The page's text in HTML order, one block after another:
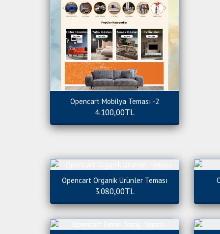
Opencart Mobilya Teması -2
4.100,00TL
Opencart Organik Ürünler Teması
3.080,00TL